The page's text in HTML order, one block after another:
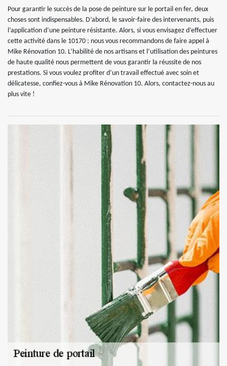
Pour garantir le succès de la pose de peinture sur le portail en fer, deux
choses sont indispensables. D’abord, le savoir-faire des intervenants, puis
l’application d’une peinture résistante. Alors, si vous envisagez d’effectuer
cette activité dans le 10170 ; nous vous recommandons de faire appel à
Mike Rénovation 10. L’habilité de nos artisans et l’utilisation des peintures
de haute qualité nous permettent de vous garantir la réussite de nos
prestations. Si vous voulez profiter d’un travail effectué avec soin et
délicatesse, confiez-vous à Mike Rénovation 10. Alors, contactez-nous au
plus vite !